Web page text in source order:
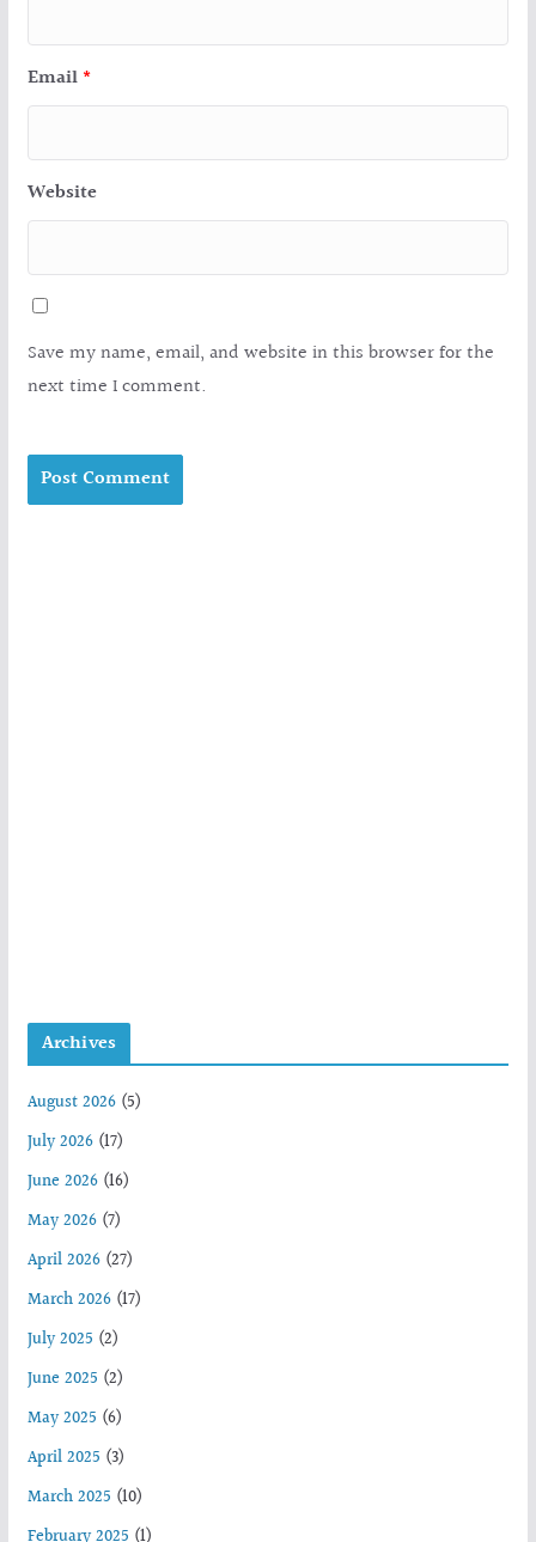
Email *
Website
Save my name, email, and website in this browser for the
next time I comment.
Archives
August 2026(5)
July 2026(17)
June 2026(16)
May 2026(7)
April 2026(27)
March 2026(17)
July 2025 (2)
June 2025 (2)
May 2025 (6)
April 2025 (3)
March 2025 (10)